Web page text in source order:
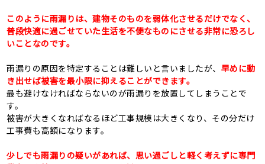
このように雨漏りは、建物そのものを弱体化させるだけでなく、
普段快適に過ごせていた生活を不便なものにさせる非常に恐ろし
いことなのです。
雨漏りの原因を特定することは難しいと言いましたが、 早めに動
き出せば被害を最小限に抑えることができます。
最も避けなければならないのが雨漏りを放置してしまうことで
す。
被害が大きくなればなるほど工事規模は大きくなり、その分だけ
工事費も高額になります。
少しでも雨漏りの疑いがあれば、思い過ごしと軽く考えずに専門